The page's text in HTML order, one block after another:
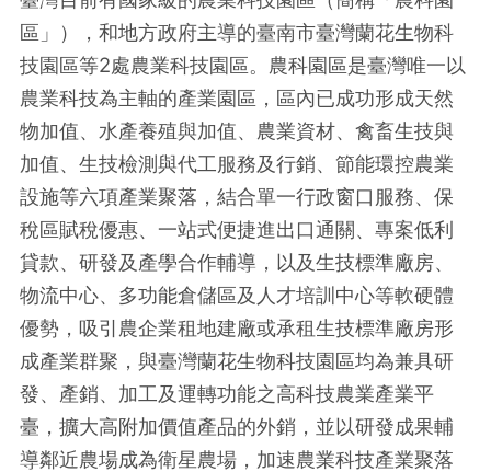
區」），和地方政府主導的臺南市臺灣蘭花生物科
技園區等2處農業科技園區。農科園區是臺灣唯一以
農業科技為主軸的產業園區，區內已成功形成天然
物加值、水產養殖與加值、農業資材、禽畜生技與
加值、生技檢測與代工服務及行銷、節能環控農業
設施等六項產業聚落，結合單一行政窗口服務、保
稅區賦稅優惠、一站式便捷進出口通關、專案低利
貸款、研發及產學合作輔導，以及生技標準廠房、
物流中心、多功能倉儲區及人才培訓中心等軟硬體
優勢，吸引農企業租地建廠或承租生技標準廠房形
成產業群聚，與臺灣蘭花生物科技園區均為兼具研
發、產銷、加工及運轉功能之高科技農業產業平
臺，擴大高附加價值產品的外銷，並以研發成果輔
導鄰近農場成為衛星農場，加速農業科技產業聚落